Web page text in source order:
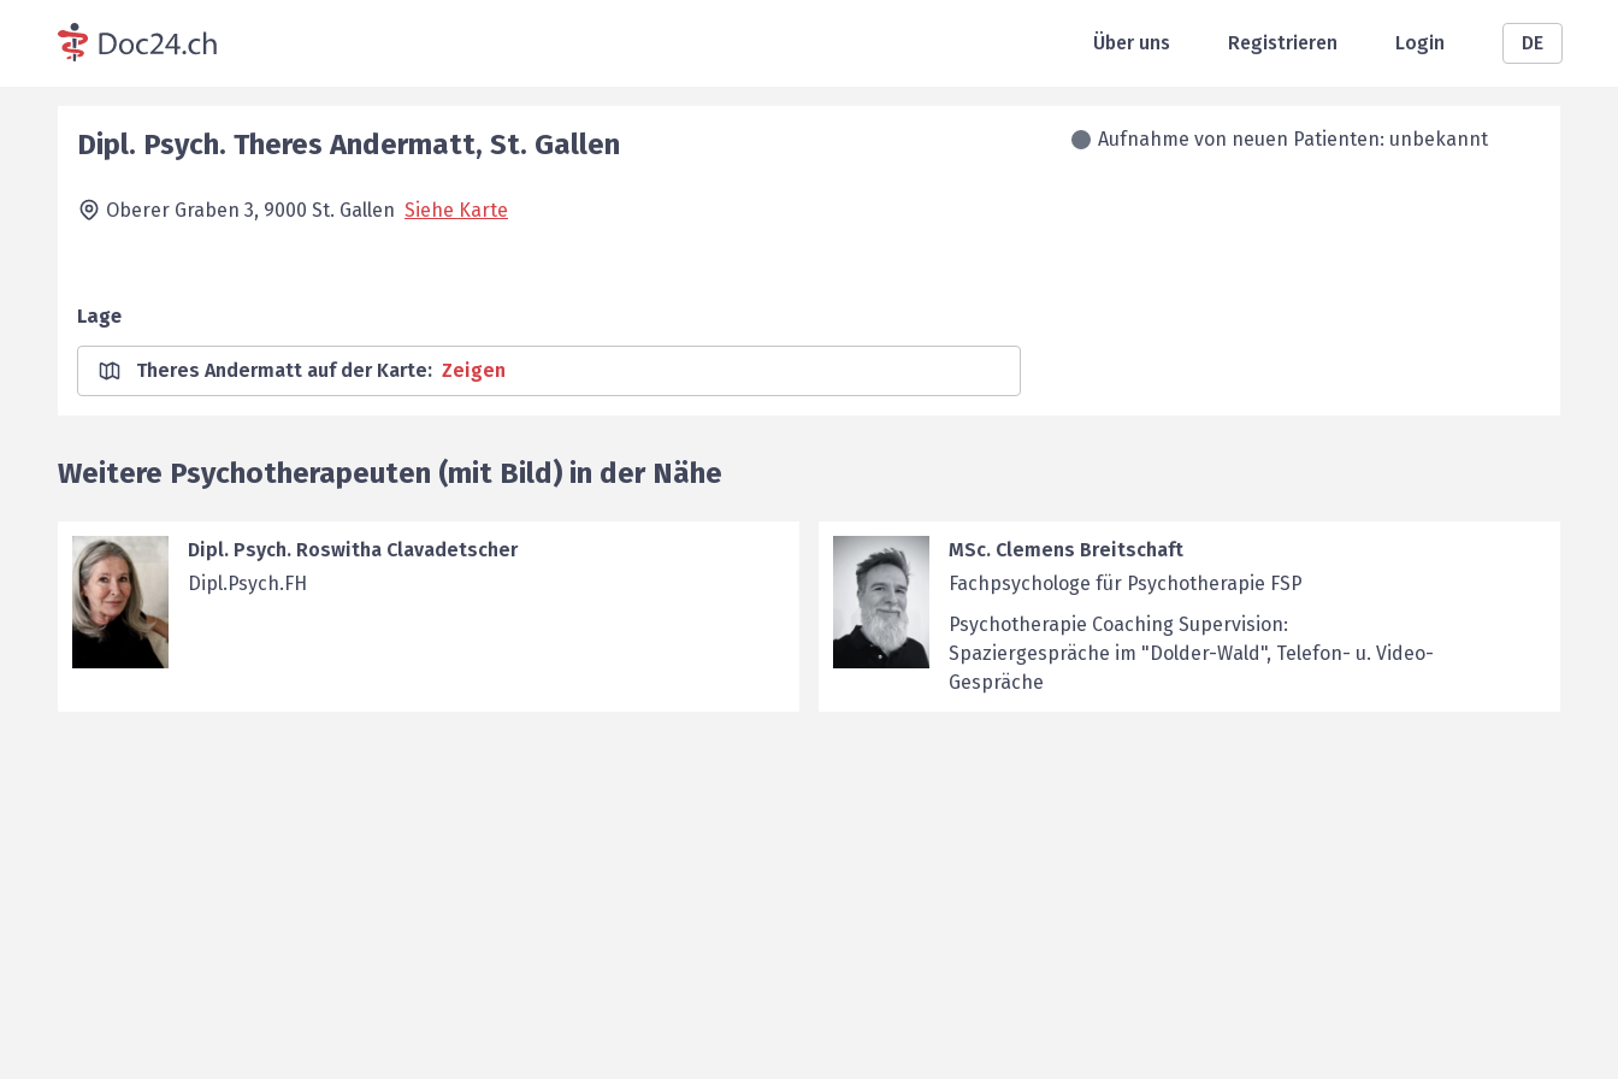
Über uns Registrieren Login DE
Dipl. Psych. Theres Andermatt, St. Gallen
Oberer Graben 3, 9000 St. Gallen Siehe Karte
Lage
Theres Andermatt auf der Karte: Zeigen
Aufnahme von neuen Patienten: unbekannt
Weitere Psychotherapeuten (mit Bild) in der Nähe
Dipl. Psych. Roswitha Clavadetscher
Dipl.Psych.FH
MSc. Clemens Breitschaft
Fachpsychologe für Psychotherapie FSP
Psychotherapie Coaching Supervision:
Spaziergespräche im "Dolder-Wald", Telefon- u. Video-
Gespräche